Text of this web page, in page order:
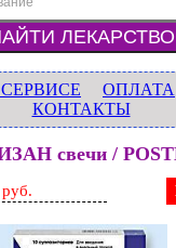
ОПЛАТА
КОНТАКТЫ
свечи /
руб.